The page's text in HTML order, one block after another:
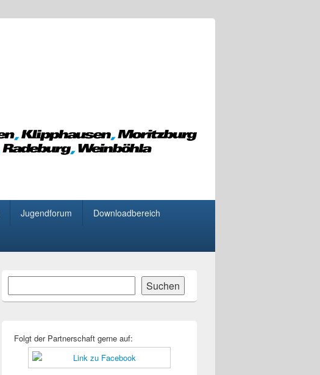
Jugendforum Downloadbereich
Primärer
Widgetbereich
Suchen
Folgt der Partnerschaft gerne auf: